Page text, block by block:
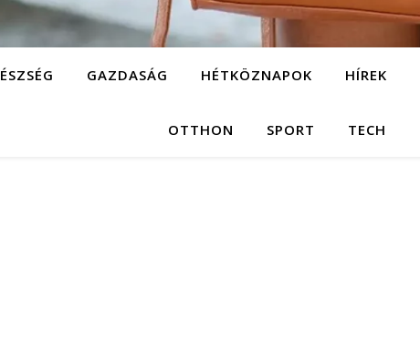
GAZDASÁG HÉTKÖZNAPOK HÍREK
OTTHON SPORT TECH